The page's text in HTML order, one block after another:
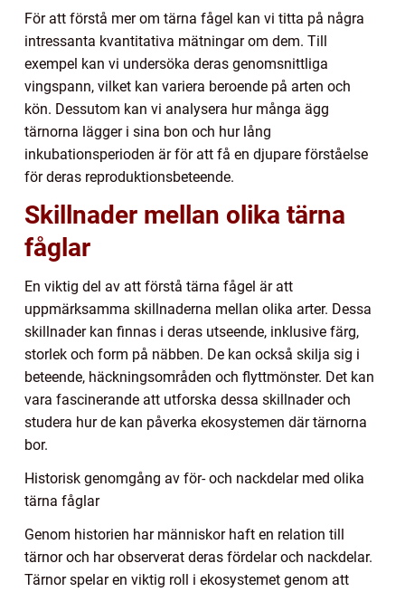
För att förstå mer om tärna fågel kan vi titta på några
intressanta kvantitativa mätningar om dem. Till
exempel kan vi undersöka deras genomsnittliga
vingspann, vilket kan variera beroende på arten och
kön. Dessutom kan vi analysera hur många ägg
tärnorna lägger i sina bon och hur lång
inkubationsperioden är för att få en djupare förståelse
för deras reproduktionsbeteende.
Skillnader mellan olika tärna
fåglar
En viktig del av att förstå tärna fågel är att
uppmärksamma skillnaderna mellan olika arter. Dessa
skillnader kan finnas i deras utseende, inklusive färg,
storlek och form på näbben. De kan också skilja sig i
beteende, häckningsområden och flyttmönster. Det kan
vara fascinerande att utforska dessa skillnader och
studera hur de kan påverka ekosystemen där tärnorna
bor.
Historisk genomgång av för- och nackdelar med olika
tärna fåglar
Genom historien har människor haft en relation till
tärnor och har observerat deras fördelar och nackdelar.
Tärnor spelar en viktig roll i ekosystemet genom att